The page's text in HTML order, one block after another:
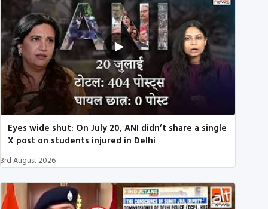
Eyes wide shut: On July 20, ANI didn’t share a single
X post on students injured in Delhi
3rd August 2026